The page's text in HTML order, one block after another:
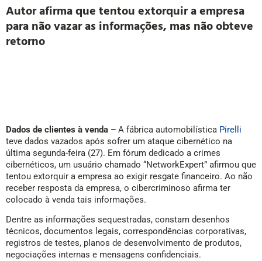
Autor afirma que tentou extorquir a empresa
para não vazar as informações, mas não obteve
retorno
Dados de clientes à venda – A fábrica automobilística Pirelli
teve dados vazados após sofrer um ataque cibernético na
última segunda-feira (27). Em fórum dedicado a crimes
cibernéticos, um usuário chamado “NetworkExpert” afirmou que
tentou extorquir a empresa ao exigir resgate financeiro. Ao não
receber resposta da empresa, o cibercriminoso afirma ter
colocado à venda tais informações.
Dentre as informações sequestradas, constam desenhos
técnicos, documentos legais, correspondências corporativas,
registros de testes, planos de desenvolvimento de produtos,
negociações internas e mensagens confidenciais.